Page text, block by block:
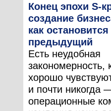
Конец эпохи S-
создание
как остановится
предыдущий
Есть неудобная
закономерность,
хорошо
и почти никогда
операционные